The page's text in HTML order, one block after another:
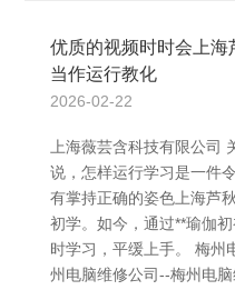
优质的视频时时会上海
当作运行教化
2026-02-22
上海薇芸含科技有限公司
说，怎样运行学习是一件
有掌持正确的姿色上海芦
初学。如今，通过**瑜伽
时学习，平缓上手。 梅州
州电脑维修公司--梅州电